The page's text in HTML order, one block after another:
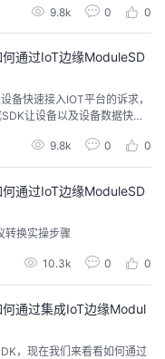
IT应用)，并且支持容器化部
9.8k 0 0
通过IoT边缘ModuleSD
备快速接入IOT平台的诉求，
让设备以及设备数据快速
IT应用)，并且支持容器化部
9.8k 0 0
通过IoT边缘ModuleSD
换实操步骤
10.3k 0 0
通过集成IoT边缘Modul
，现在我们来看看如何通过